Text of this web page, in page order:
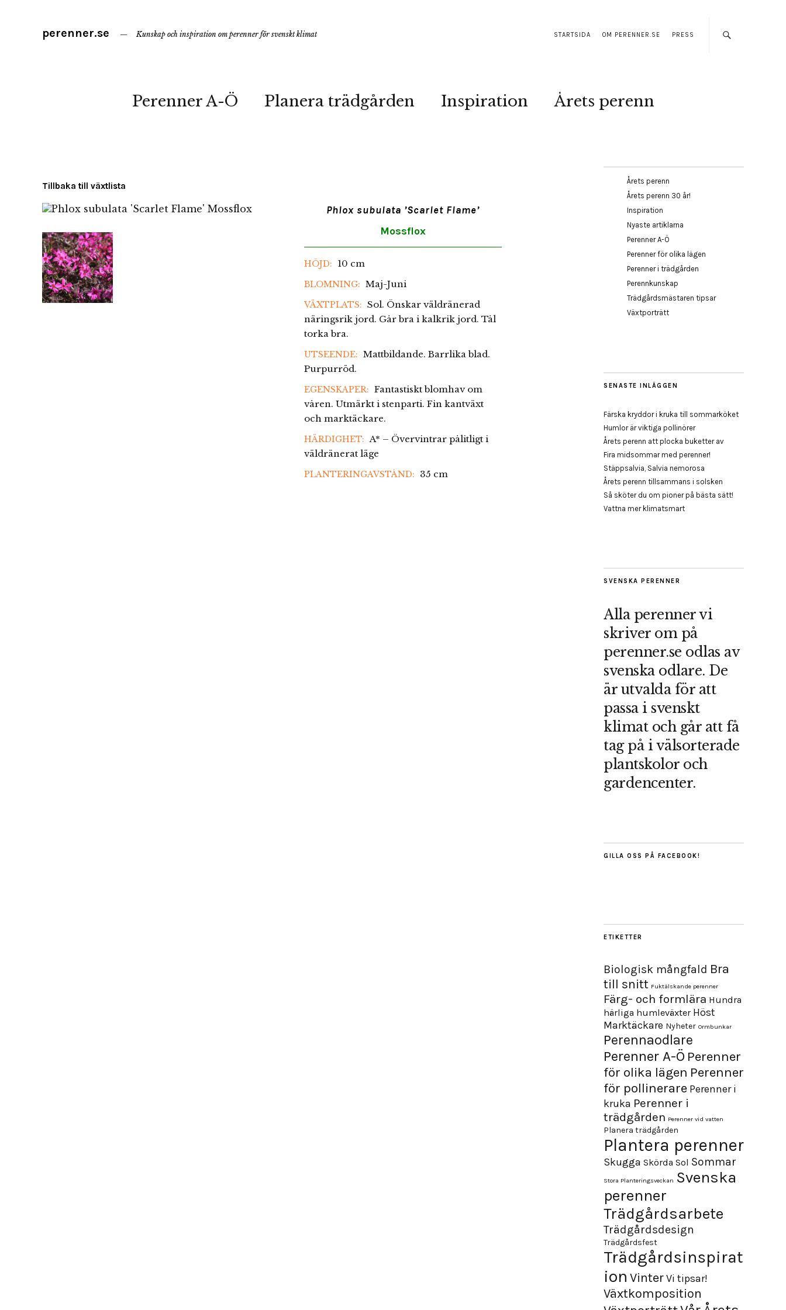
STARTSIDA OM PERENNER.SE PRESS
perenner.se Kunskap och inspiration om perenner för svenskt klimat
Perenner A-Ö Planera trädgården Inspiration Årets perenn
Tillbaka till växtlista
Phlox subulata ’Scarlet Flame’
Mossflox
HÖJD: 10 cm
BLOMNING: Maj-Juni
VÄXTPLATS: Sol. Önskar väldränerad
näringsrik jord. Går bra i kalkrik jord. Tål
torka bra.
UTSEENDE: Mattbildande. Barrlika blad.
Purpurröd.
EGENSKAPER: Fantastiskt blomhav om
våren. Utmärkt i stenparti. Fin kantväxt
och marktäckare.
HÄRDIGHET: A* – Övervintrar pålitligt i
väldränerat läge
PLANTERINGAVSTÅND: 35 cm
Årets perenn
Årets perenn 30 år!
Inspiration
Nyaste artiklarna
Perenner A-Ö
Perenner för olika lägen
Perenner i trädgården
Perennkunskap
Trädgårdsmästaren tipsar
Växtporträtt
SENASTE INLÄGGEN
Färska kryddor i kruka till sommarköket
Humlor är viktiga pollinörer
Årets perenn att plocka buketter av
Fira midsommar med perenner!
Stäppsalvia, Salvia nemorosa
Årets perenn tillsammans i solsken
Så sköter du om pioner på bästa sätt!
Vattna mer klimatsmart
SVENSKA PERENNER
Alla perenner vi
skriver om på
perenner.se odlas av
svenska odlare. De
är utvalda för att
passa i svenskt
klimat och går att få
tag på i välsorterade
plantskolor och
gardencenter.
GILLA OSS PÅ FACEBOOK!
ETIKETTER
Biologisk mångfald Bra
till snitt Fuktälskande perenner
Färg- och formlära Hundra
härliga humleväxter Höst
Marktäckare Nyheter Ormbunkar
Perennaodlare
Perenner A-Ö Perenner
för olika lägen Perenner
för pollinerare Perenner i
kruka Perenner i
trädgården Perenner vid vatten
Planera trädgården
Plantera perenner
Skugga Skörda Sol Sommar
Stora Planteringsveckan Svenska
perenner
Trädgårdsarbete
Trädgårdsdesign
Trädgårdsfest
Trädgårdsinspirat
ion VinterVi tipsar!
Växtkomposition